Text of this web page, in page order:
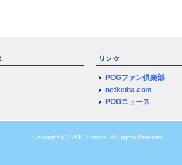
POGファン倶楽部
netkeiba.com
POGニュース
Copyright (C) POG Starion. All Rights Reserved.